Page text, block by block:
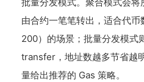
批量分发模式。聚合模式会
由合约一笔笔转出，适合代
200）的场景；批量分发模式
transfer ，地址数越多节省越
量给出推荐的 Gas 策略。